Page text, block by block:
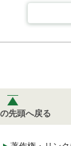
先頭へ戻る